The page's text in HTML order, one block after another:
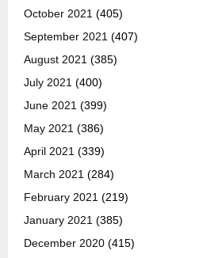
October 2021 (405)
September 2021 (407)
August 2021 (385)
July 2021 (400)
June 2021 (399)
May 2021 (386)
April 2021 (339)
March 2021 (284)
February 2021 (219)
January 2021 (385)
December 2020 (415)